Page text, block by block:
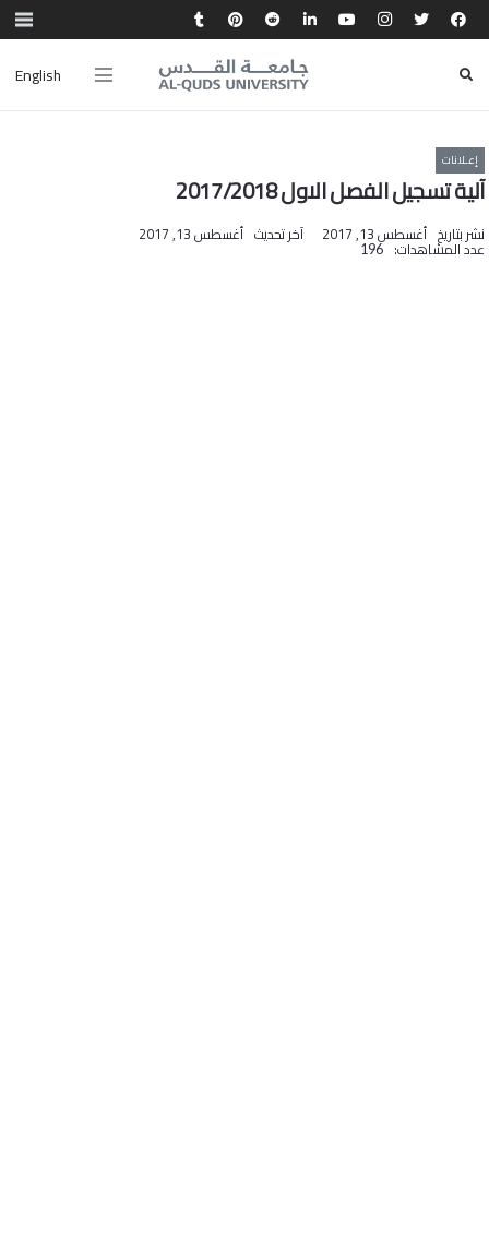
English
إعـلانات
آلية تسجيل الفصل الاول 2017/2018
نشر بتاريخ أغسطس 13, 2017 آخر تحديث أغسطس 13, 2017
عدد المشاهدات: 196